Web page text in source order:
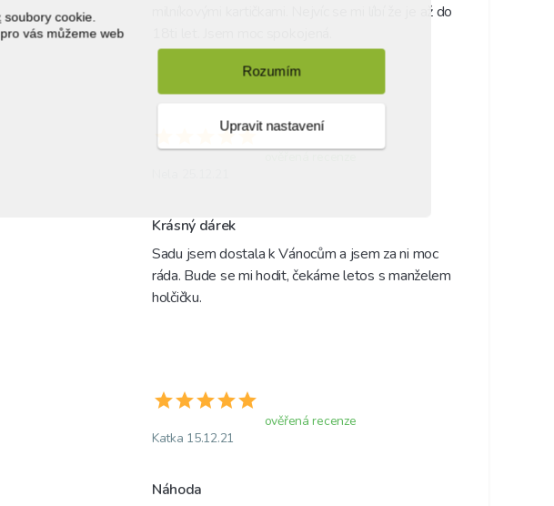
soubory cookie.
vás můžeme web
Rozumím
Upravit nastavení
milníkovými kartičkami. Nejvíc se mi líbí že je až do
Krásný dárek
Sadu jsem dostala k Vánocům a jsem za ni moc
ráda. Bude se mi hodit, čekáme letos s manželem
holčičku.
ověřená recenze
Katka 15.12.21
Náhoda